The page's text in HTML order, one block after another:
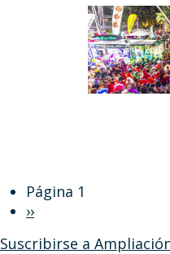
Paginación
Página 1
Siguiente página
››
Suscribirse a